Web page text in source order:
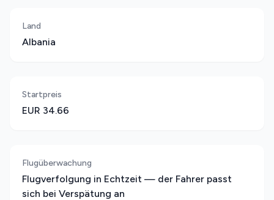
Land
Albania
Startpreis
EUR 34.66
Flugüberwachung
Flugverfolgung in Echtzeit — der Fahrer passt
sich bei Verspätung an